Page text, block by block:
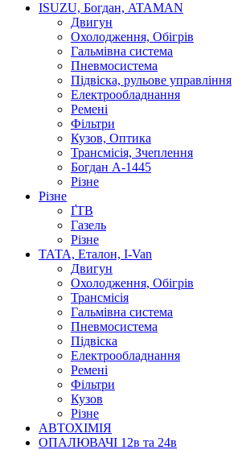
ISUZU, Богдан, ATAMAN
Двигун
Охолодження, Обігрів
Гальмівна система
Пневмосистема
Підвіска, рульове управління
Електрообладнання
Ремені
Фільтри
Кузов, Оптика
Трансмісія, Зчеплення
Богдан А-1445
Різне
Різне
ҐТВ
Газель
Різне
ТАТА, Еталон, I-Van
Двигун
Охолодження, Обігрів
Трансмісія
Гальмівна система
Пневмосистема
Підвіска
Електрообладнання
Ремені
Фільтри
Кузов
Різне
АВТОХІМІЯ
ОПАЛЮВАЧІ 12в та 24в